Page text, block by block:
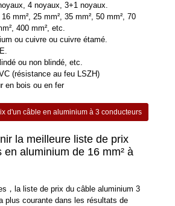
4 noyaux, 3+1 noyaux.
mm², 25 mm², 35 mm², 50 mm², 70
400 mm², etc.
ou cuivre ou cuivre étamé.
ou non blindé, etc.
(résistance au feu LSZH)
en bois ou en fer
d'un câble en aluminium à 3 conducteurs
la meilleure liste de prix
en aluminium de 16 mm² à
，la liste de prix du câble aluminium 3
plus courante dans les résultats de